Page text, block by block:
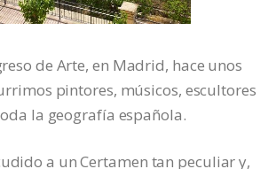
de Arte, en Madrid, hace unos
pintores, músicos, escultores
la geografía española.
a un Certamen tan peculiar y,